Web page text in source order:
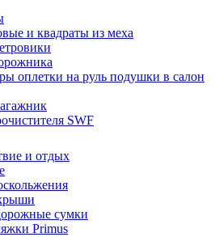
и квадраты из меха
оплетки на руль подушки в салон
SWF
и отдых
сумки
Primus